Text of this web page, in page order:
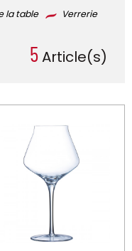
la table
Verrerie
5Article(s)